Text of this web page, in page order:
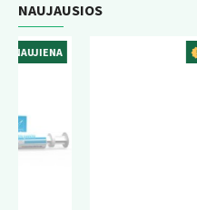
NAUJAUSIOS
NAUJIENA